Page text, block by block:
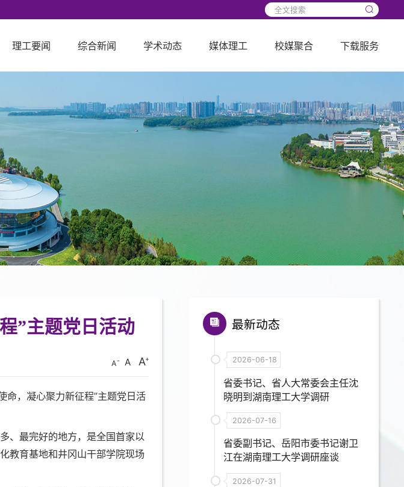
理工要闻 综合新闻 学术动态 媒体理工 校媒聚合 下载服务
”主题党日活动
A A A
命，凝心聚力新征程”主题党日活
、最完好的地方，是全国首家以
教育基地和井冈山干部学院现场
最新动态
2026-06-18
省委书记、省人大常委会主任沈
晓明到湖南理工大学调研
2026-07-16
省委副书记、岳阳市委书记谢卫
江在湖南理工大学调研座谈
2026-07-31